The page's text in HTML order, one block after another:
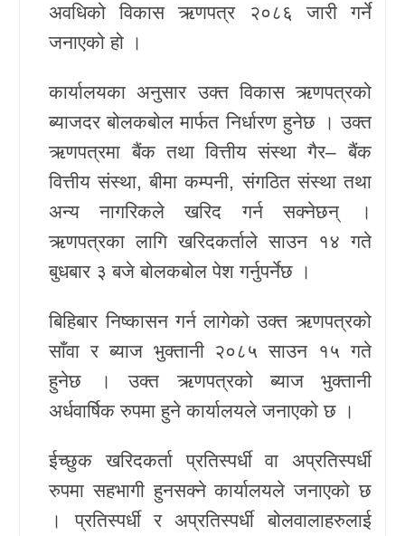
सूचना
प्रविधि
स्वास्थ्य
खेलकुद
अवधिको विकास ऋणपत्र २०८६ जारी गर्ने
जनाएको हो ।
कार्यालयका अनुसार उक्त विकास ऋणपत्रको
ब्याजदर बोलकबोल मार्फत निर्धारण हुनेछ । उक्त
ऋणपत्रमा बैंक तथा वित्तीय संस्था गैर– बैंक
वित्तीय संस्था, बीमा कम्पनी, संगठित संस्था तथा
अन्य नागरिकले खरिद गर्न सक्नेछन् ।
ऋणपत्रका लागि खरिदकर्ताले साउन १४ गते
बुधबार ३ बजे बोलकबोल पेश गर्नुपर्नेछ ।
बिहिबार निष्कासन गर्न लागेको उक्त ऋणपत्रको
साँवा र ब्याज भुक्तानी २०८५ साउन १५ गते
हुनेछ । उक्त ऋणपत्रको ब्याज भुक्तानी
अर्धवार्षिक रुपमा हुने कार्यालयले जनाएको छ ।
ईच्छुक खरिदकर्ता प्रतिस्पर्धी वा अप्रतिस्पर्धी
रुपमा सहभागी हुनसक्ने कार्यालयले जनाएको छ
। प्रतिस्पर्धी र अप्रतिस्पर्धी बोलवालाहरुलाई